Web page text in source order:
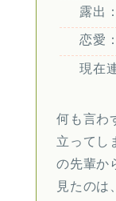
露出：
恋愛：
現在
何も言わ
立ってし
の先輩か
見たのは